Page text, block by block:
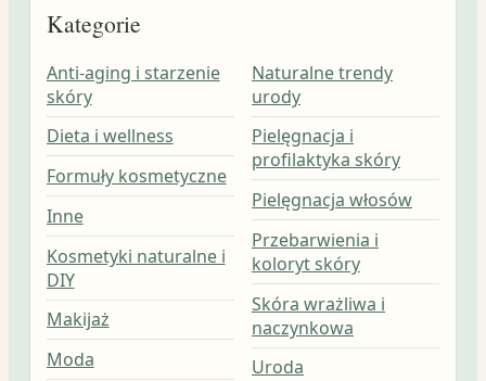
Kategorie
Anti-aging i starzenie
skóry
Dieta i wellness
Formuły kosmetyczne
Inne
Kosmetyki naturalne i
DIY
Makijaż
Moda
Naturalne trendy
urody
Pielęgnacja i
profilaktyka skóry
Pielęgnacja włosów
Przebarwienia i
koloryt skóry
Skóra wrażliwa i
naczynkowa
Uroda